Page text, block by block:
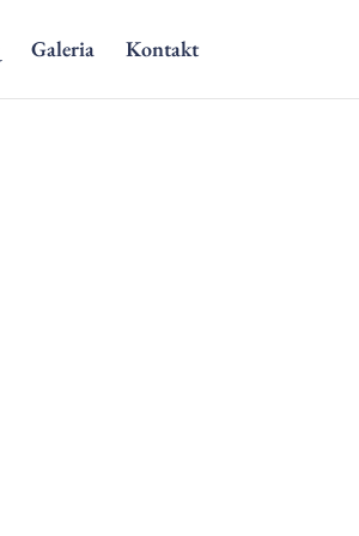
Galeria Kontakt